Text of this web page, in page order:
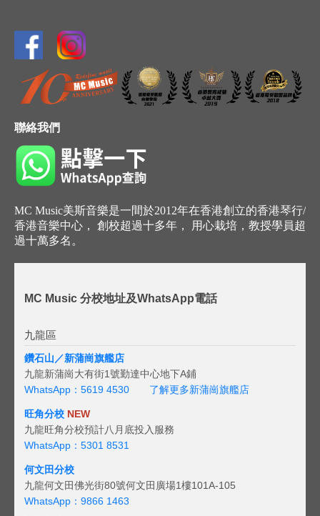
聯絡我們
MC Music美斯音樂是一間於2012年在香港創立的香港琴行/
香港音樂中心， 創校超過十多年， 用心栽培，教授學員超
過十萬多名。
MC Music 分校地址及WhatsApp電話
九龍區
鑽石山／新蒲崗旗艦店
九龍新蒲崗大有街1號勤達中心地下A鋪
WhatsApp：5619 4530
了解更多新蒲崗旗艦店
旺角分校 NEW
九龍旺角分校預計八月底投入服務
WhatsApp：5301 8531
何文田分校
九龍何文田佛光街80號何文田廣場1樓101A-105
WhatsApp：9866 1463